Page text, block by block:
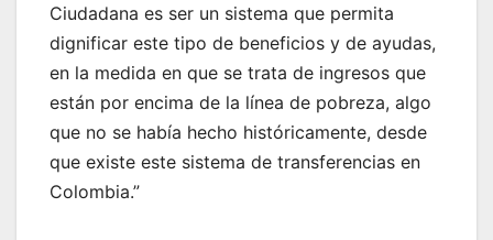
Ciudadana es ser un sistema que permita
dignificar este tipo de beneficios y de ayudas,
en la medida en que se trata de ingresos que
están por encima de la línea de pobreza, algo
que no se había hecho históricamente, desde
que existe este sistema de transferencias en
Colombia.”